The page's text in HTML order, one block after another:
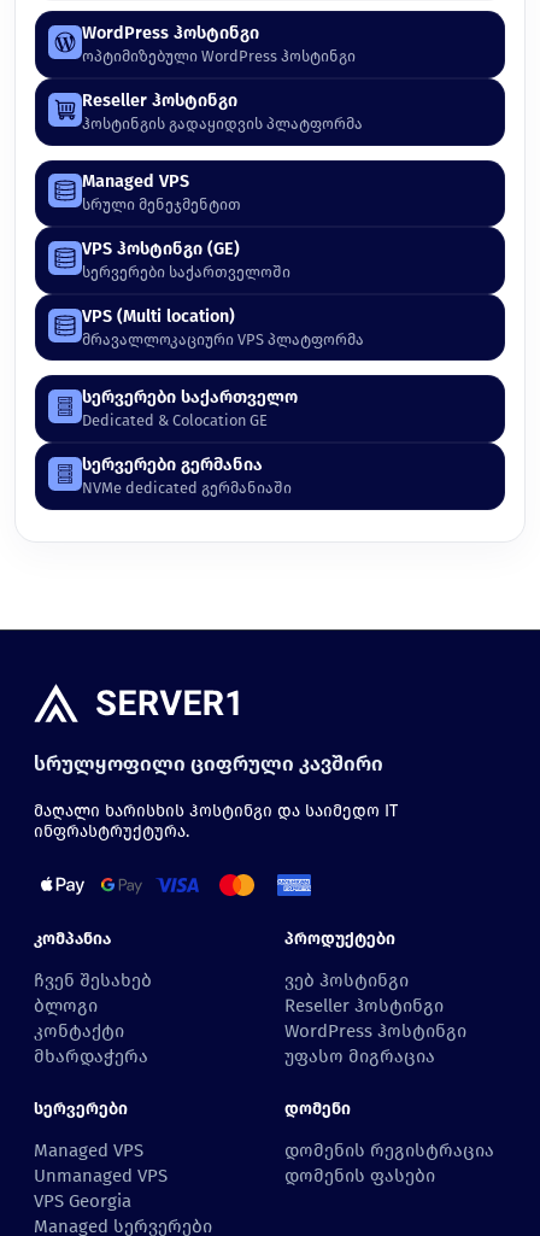
WordPress ჰოსტინგი
ოპტიმიზებული WordPress ჰოსტინგი
Reseller ჰოსტინგი
ჰოსტინგის გადაყიდვის პლატფორმა
Managed VPS
სრული მენეჯმენტით
VPS ჰოსტინგი (GE)
სერვერები საქართველოში
VPS (Multi location)
მრავალლოკაციური VPS პლატფორმა
სერვერები საქართველო
Dedicated & Colocation GE
სერვერები გერმანია
NVMe dedicated გერმანიაში
სრულყოფილი ციფრული კავშირი
მაღალი ხარისხის ჰოსტინგი და საიმედო IT
ინფრასტრუქტურა.
Კომპანია
ჩვენ შესახებ
ბლოგი
კონტაქტი
მხარდაჭერა
Პროდუქტები
ვებ ჰოსტინგი
Reseller ჰოსტინგი
WordPress ჰოსტინგი
უფასო მიგრაცია
Სერვერები
Managed VPS
Unmanaged VPS
VPS Georgia
Managed სერვერები
Დომენი
დომენის რეგისტრაცია
დომენის ფასები